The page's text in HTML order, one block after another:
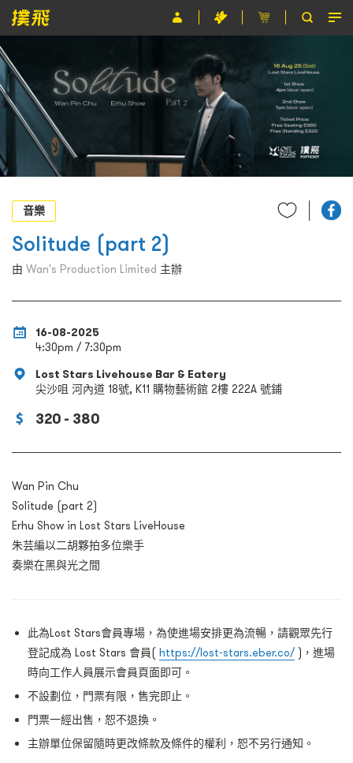
主辦單位
關於撲飛
條款及細則
EN
音樂
Solitude (part 2)
由 Wan's Production Limited 主辦
16-08-2025
4:30pm / 7:30pm
Lost Stars Livehouse Bar & Eatery
尖沙咀 河內道 18號, K11 購物藝術館 2樓 222A 號鋪
320 - 380
Wan Pin Chu
Solitude (part 2)
Erhu Show in Lost Stars LiveHouse
朱芸編以二胡夥拍多位樂手
奏樂在黑與光之間
⁠⁠此為Lost Stars會員專場，為使進場安排更為流暢，請觀眾先行
登記成為 Lost Stars 會員( https://lost-stars.eber.co/)，進場
時向工作人員展示會員頁面即可。
⁠⁠不設劃位，門票有限，售完即止。
⁠⁠門票一經出售，恕不退換。
⁠⁠主辦單位保留隨時更改條款及條件的權利，恕不另行通知。